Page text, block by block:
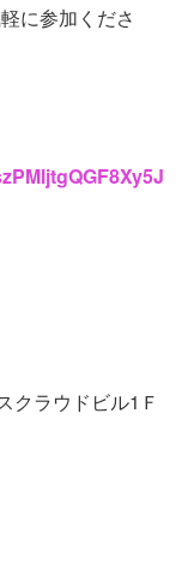
に参加くださ
クラウドビル1Ｆ